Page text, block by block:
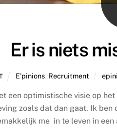
Er is niets
E'pinions Recruitment
een optimistische visie op
zoals dat dan gaat. Ik
me in te leven in